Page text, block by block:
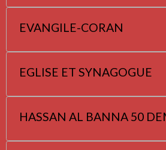
EVANGILE-CORAN
EGLISE ET SYNAGOGUE
HASSAN AL BANNA 50